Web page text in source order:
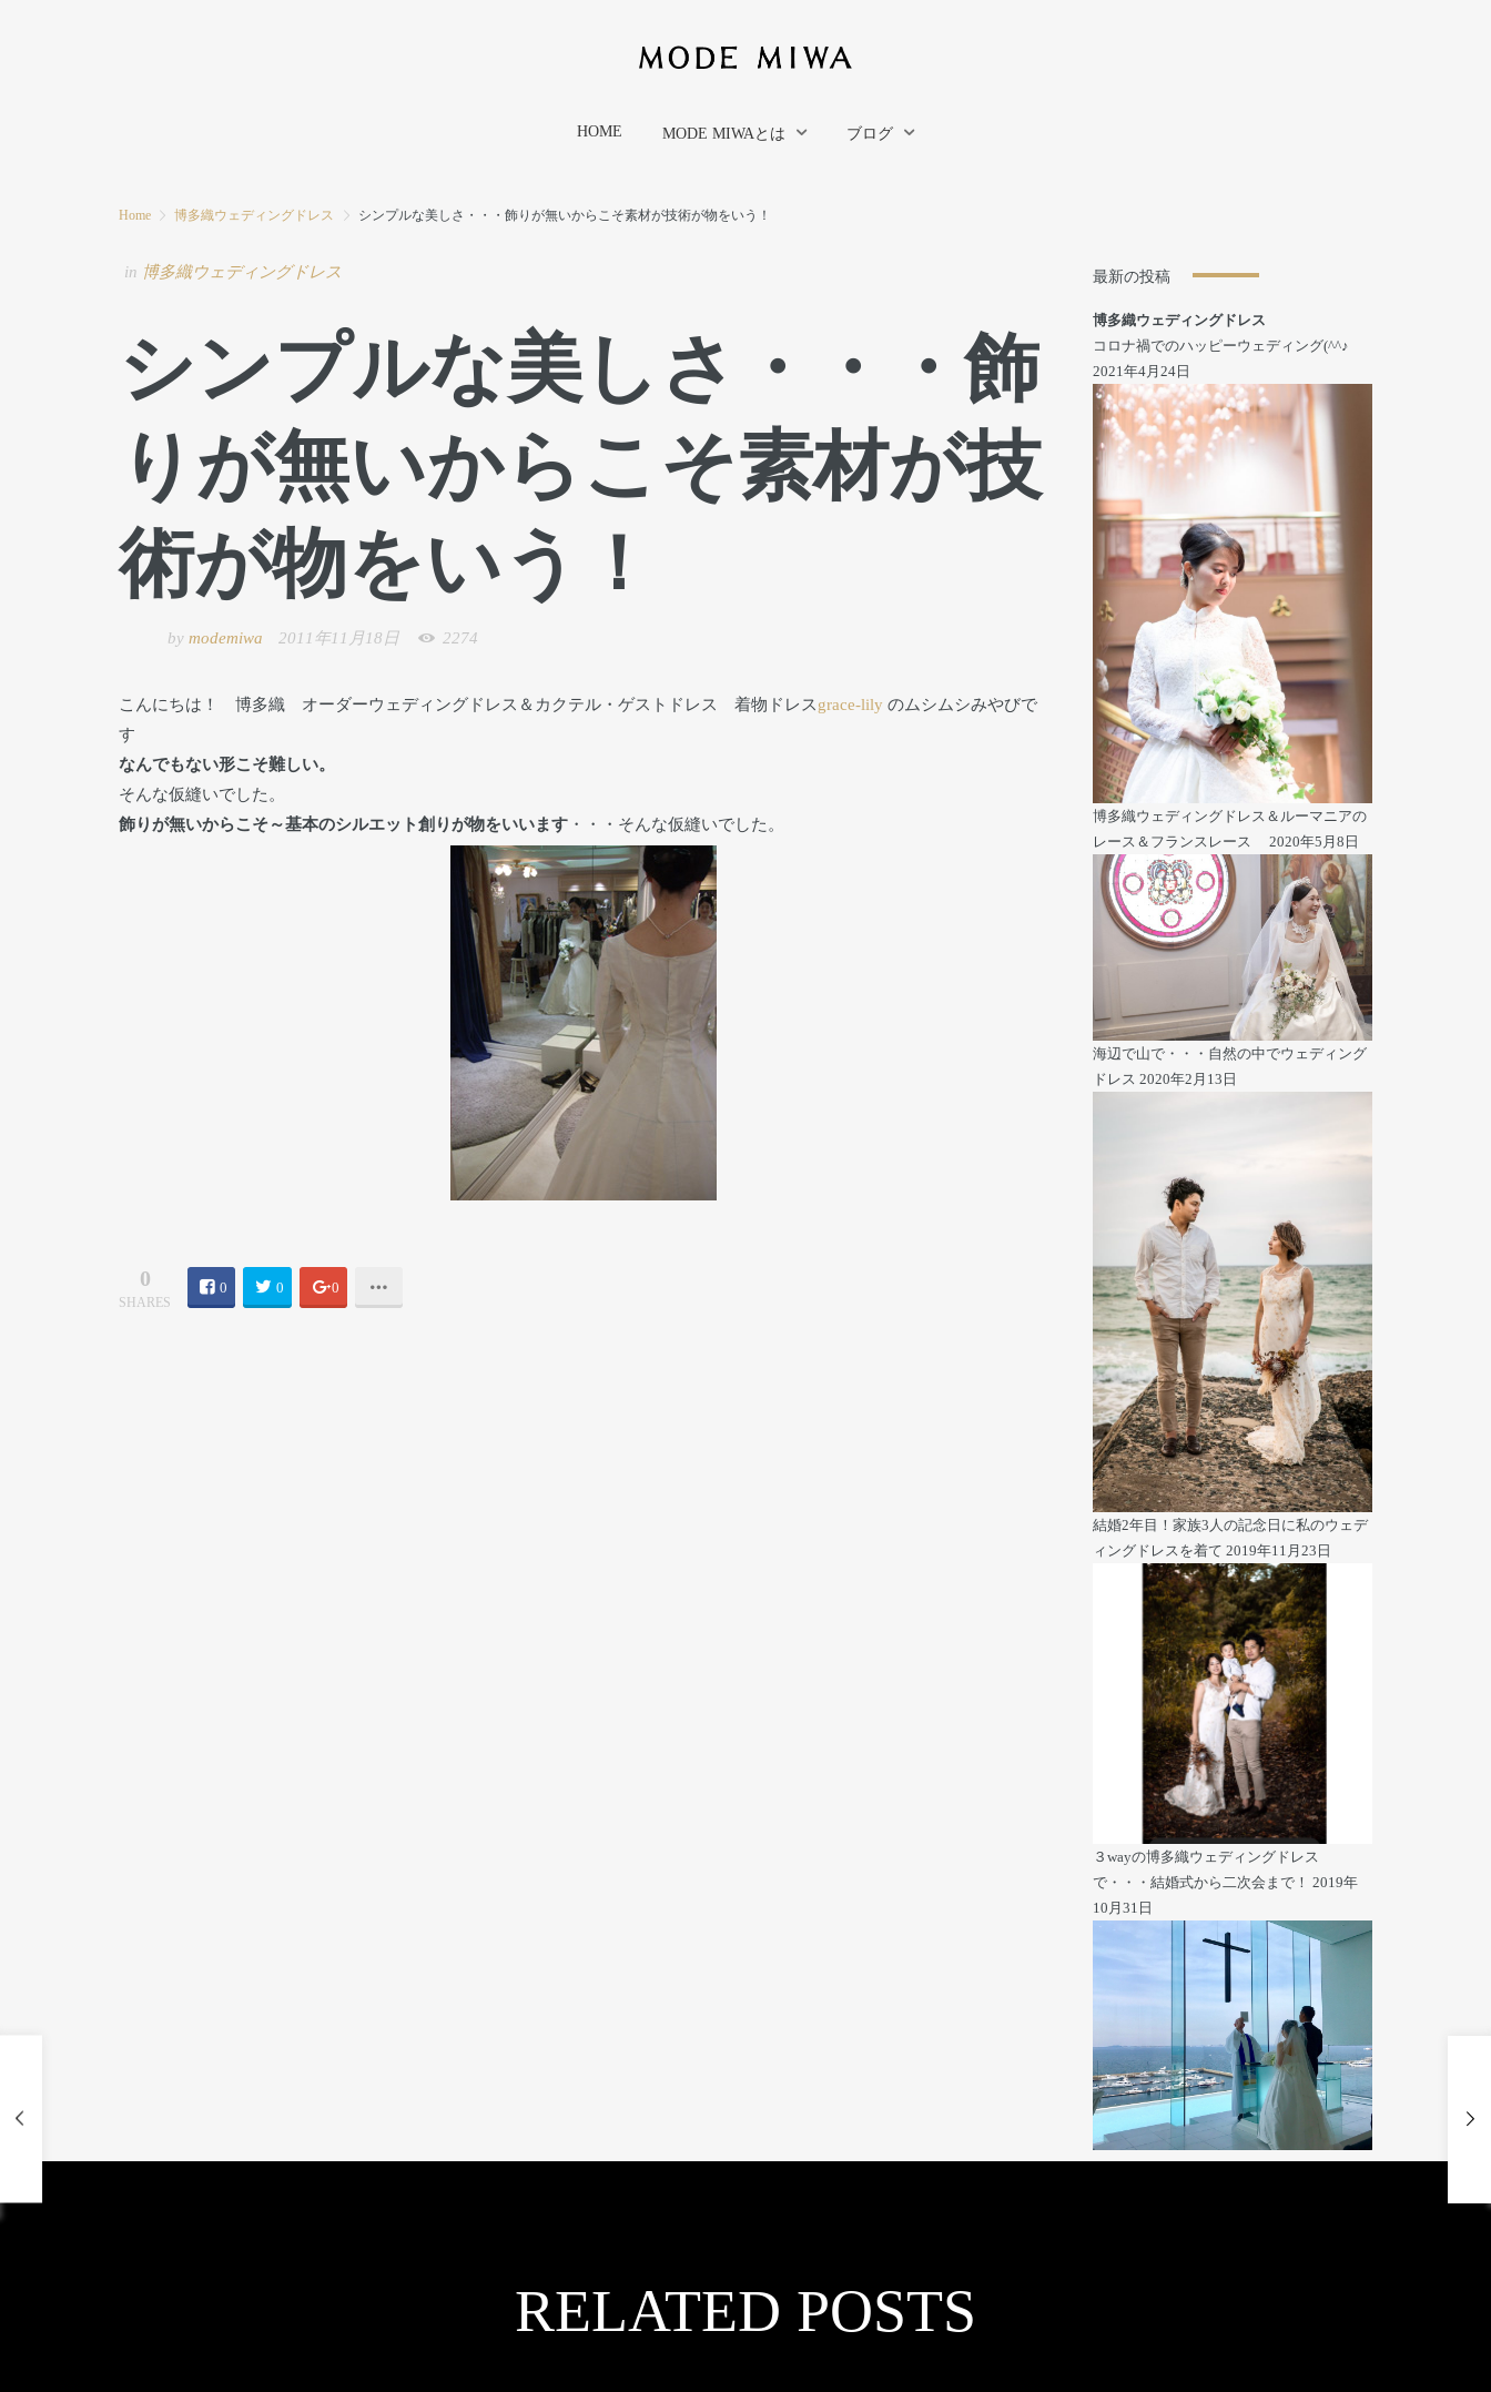
HOME MODE MIWAとは ブログ
Home 博多織ウェディングドレス シンプルな美しさ・・・飾りが無いからこそ素材が技術が物をいう！
in 博多織ウェディングドレス
シンプルな美しさ・・・飾
りが無いからこそ素材が技
術が物をいう！
by modemiwa 2011年11月18日 2274
こんにちは！ 博多織 オーダーウェディングドレス＆カクテル・ゲストドレス 着物ドレスgrace-lily のムシムシみやびで
す
なんでもない形こそ難しい。
そんな仮縫いでした。
飾りが無いからこそ～基本のシルエット創りが物をいいます ・・・そんな仮縫いでした。
0
SHARES
0 0 0
最新の投稿
博多織ウェディングドレス
コロナ禍でのハッピーウェディング(^^♪
2021年4月24日
博多織ウェディングドレス＆ルーマニアの
レース＆フランスレース
2020年5月8日
海辺で山で・・・自然の中でウェディング
ドレス 2020年2月13日
結婚2年目！家族3人の記念日に私のウェデ
ィングドレスを着て 2019年11月23日
３wayの博多織ウェディングドレス
で・・・結婚式から二次会まで！ 2019年
10月31日
RELATED POSTS